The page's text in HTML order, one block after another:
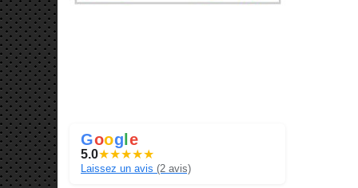
Google
5.0★★★★★
Laissez un avis (2 avis)